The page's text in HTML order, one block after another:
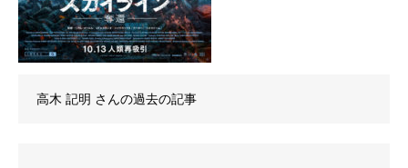
高木 記明 さんの過去の記事